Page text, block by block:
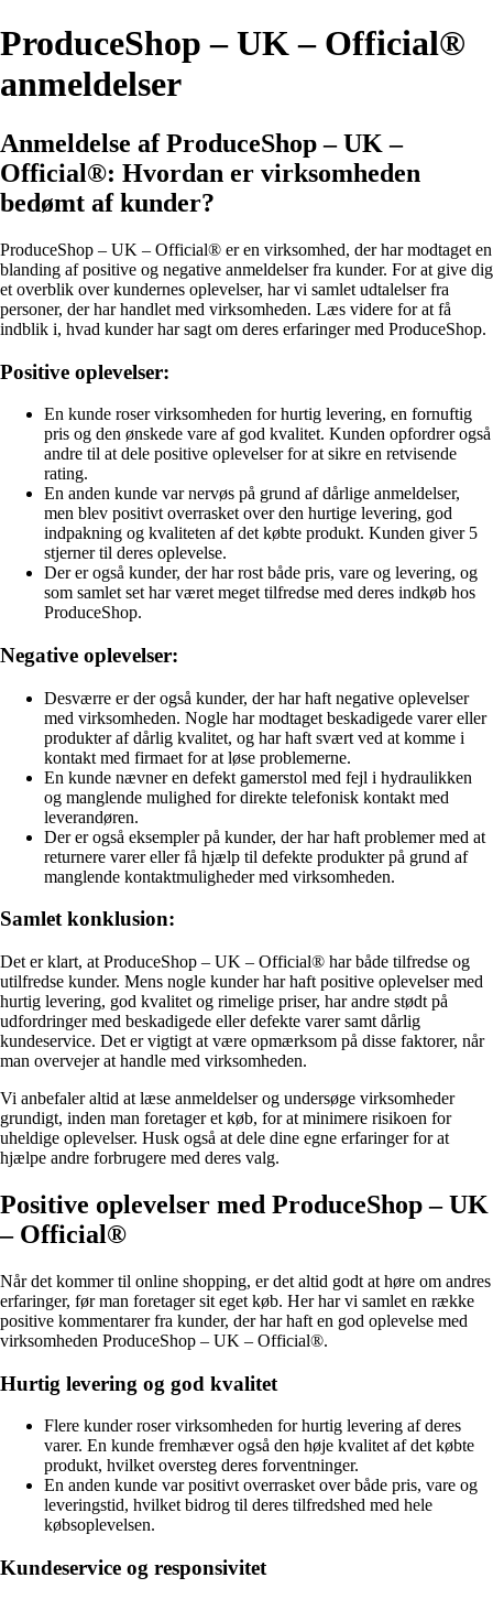
ProduceShop – UK – Official®
anmeldelser
Anmeldelse af ProduceShop – UK –
Official®: Hvordan er virksomheden
bedømt af kunder?
ProduceShop – UK – Official® er en virksomhed, der har modtaget en
blanding af positive og negative anmeldelser fra kunder. For at give dig
et overblik over kundernes oplevelser, har vi samlet udtalelser fra
personer, der har handlet med virksomheden. Læs videre for at få
indblik i, hvad kunder har sagt om deres erfaringer med ProduceShop.
Positive oplevelser:
En kunde roser virksomheden for hurtig levering, en fornuftig
pris og den ønskede vare af god kvalitet. Kunden opfordrer også
andre til at dele positive oplevelser for at sikre en retvisende
rating.
En anden kunde var nervøs på grund af dårlige anmeldelser,
men blev positivt overrasket over den hurtige levering, god
indpakning og kvaliteten af det købte produkt. Kunden giver 5
stjerner til deres oplevelse.
Der er også kunder, der har rost både pris, vare og levering, og
som samlet set har været meget tilfredse med deres indkøb hos
ProduceShop.
Negative oplevelser:
Desværre er der også kunder, der har haft negative oplevelser
med virksomheden. Nogle har modtaget beskadigede varer eller
produkter af dårlig kvalitet, og har haft svært ved at komme i
kontakt med firmaet for at løse problemerne.
En kunde nævner en defekt gamerstol med fejl i hydraulikken
og manglende mulighed for direkte telefonisk kontakt med
leverandøren.
Der er også eksempler på kunder, der har haft problemer med at
returnere varer eller få hjælp til defekte produkter på grund af
manglende kontaktmuligheder med virksomheden.
Samlet konklusion:
Det er klart, at ProduceShop – UK – Official® har både tilfredse og
utilfredse kunder. Mens nogle kunder har haft positive oplevelser med
hurtig levering, god kvalitet og rimelige priser, har andre stødt på
udfordringer med beskadigede eller defekte varer samt dårlig
kundeservice. Det er vigtigt at være opmærksom på disse faktorer, når
man overvejer at handle med virksomheden.
Vi anbefaler altid at læse anmeldelser og undersøge virksomheder
grundigt, inden man foretager et køb, for at minimere risikoen for
uheldige oplevelser. Husk også at dele dine egne erfaringer for at
hjælpe andre forbrugere med deres valg.
Positive oplevelser med ProduceShop – UK
– Official®
Når det kommer til online shopping, er det altid godt at høre om andres
erfaringer, før man foretager sit eget køb. Her har vi samlet en række
positive kommentarer fra kunder, der har haft en god oplevelse med
virksomheden ProduceShop – UK – Official®.
Hurtig levering og god kvalitet
Flere kunder roser virksomheden for hurtig levering af deres
varer. En kunde fremhæver også den høje kvalitet af det købte
produkt, hvilket oversteg deres forventninger.
En anden kunde var positivt overrasket over både pris, vare og
leveringstid, hvilket bidrog til deres tilfredshed med hele
købsoplevelsen.
Kundeservice og responsivitet